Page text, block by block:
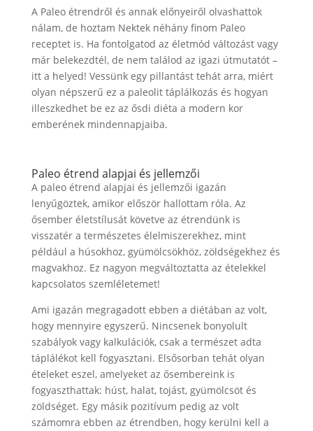
A Paleo étrendről és annak előnyeiről olvashattok
nálam, de hoztam Nektek néhány finom Paleo
receptet is. Ha fontolgatod az életmód változást vagy
már belekezdtél, de nem találod az igazi útmutatót –
itt a helyed! Vessünk egy pillantást tehát arra, miért
olyan népszerű ez a paleolit táplálkozás és hogyan
illeszkedhet be ez az ősdi diéta a modern kor
emberének mindennapjaiba.
Paleo étrend alapjai és jellemzői
A paleo étrend alapjai és jellemzői igazán
lenyűgöztek, amikor először hallottam róla. Az
ősember életstílusát követve az étrendünk is
visszatér a természetes élelmiszerekhez, mint
például a húsokhoz, gyümölcsökhöz, zöldségekhez és
magvakhoz. Ez nagyon megváltoztatta az ételekkel
kapcsolatos szemléletemet!
Ami igazán megragadott ebben a diétában az volt,
hogy mennyire egyszerű. Nincsenek bonyolult
szabályok vagy kalkulációk, csak a természet adta
táplálékot kell fogyasztani. Elsősorban tehát olyan
ételeket eszel, amelyeket az ősembereink is
fogyaszthattak: húst, halat, tojást, gyümölcsöt és
zöldséget. Egy másik pozitívum pedig az volt
számomra ebben az étrendben, hogy kerülni kell a